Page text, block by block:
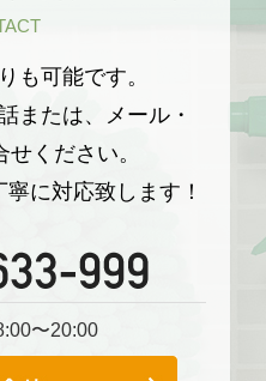
も可能です。
または、メール・
ください。
に対応致します！
〜20:00